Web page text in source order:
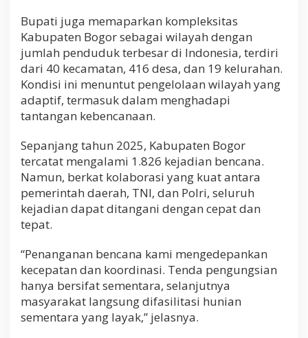
Bupati juga memaparkan kompleksitas
Kabupaten Bogor sebagai wilayah dengan
jumlah penduduk terbesar di Indonesia, terdiri
dari 40 kecamatan, 416 desa, dan 19 kelurahan.
Kondisi ini menuntut pengelolaan wilayah yang
adaptif, termasuk dalam menghadapi
tantangan kebencanaan.
Sepanjang tahun 2025, Kabupaten Bogor
tercatat mengalami 1.826 kejadian bencana.
Namun, berkat kolaborasi yang kuat antara
pemerintah daerah, TNI, dan Polri, seluruh
kejadian dapat ditangani dengan cepat dan
tepat.
“Penanganan bencana kami mengedepankan
kecepatan dan koordinasi. Tenda pengungsian
hanya bersifat sementara, selanjutnya
masyarakat langsung difasilitasi hunian
sementara yang layak,” jelasnya.